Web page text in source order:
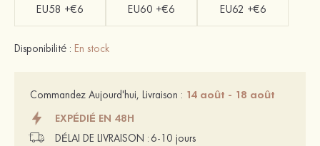
EU58 +€6 EU60 +€6 EU62 +€6
Disponibilité : En stock
Commandez Aujourd'hui, Livraison : 14 août - 18 août
EXPÉDIÉ EN 48H
DÉLAI DE LIVRAISON : 6-10 jours